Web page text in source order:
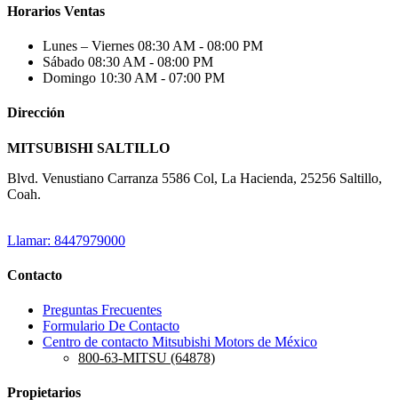
Horarios Ventas
Lunes – Viernes 08:30 AM - 08:00 PM
Sábado 08:30 AM - 08:00 PM
Domingo 10:30 AM - 07:00 PM
Dirección
MITSUBISHI SALTILLO
Blvd. Venustiano Carranza 5586 Col, La Hacienda, 25256 Saltillo,
Coah.
Llamar: 8447979000
Contacto
Preguntas Frecuentes
Formulario De Contacto
Centro de contacto Mitsubishi Motors de México
800-63-MITSU (64878)
Propietarios